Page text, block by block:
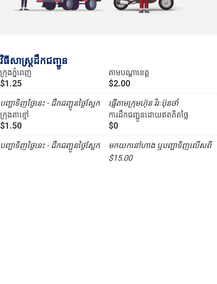
វិធីសាស្រ្តដឹកជញ្ជូន
ក្រុងភ្នំពេញ
$1.25
បញ្ជាទិញថ្ងៃនេះ - ដឹកជញ្ជូនថ្ងៃស្អែក
ក្រុងតាខ្មៅ
$1.50
បញ្ជាទិញថ្ងៃនេះ - ដឹកជញ្ជូនថ្ងៃស្អែក
តាមបណ្ដាខេត្ត
$2.00
ផ្ញើតាមក្រុមហ៊ុន វិរៈប៊ុនថាំ
ការដឹកជញ្ជូនដោយឥតគិតថ្លៃ
$0
មកយកនៅហាង ឬបញ្ជាទិញលើសពី
$15.00